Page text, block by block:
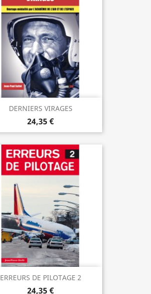
DERNIERS VIRAGES
24,35 €
ERREURS DE PILOTAGE 2
24,35 €